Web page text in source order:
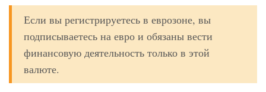
Если вы регистрируетесь в еврозоне, вы
подписываетесь на евро и обязаны вести
финансовую деятельность только в этой
валюте.